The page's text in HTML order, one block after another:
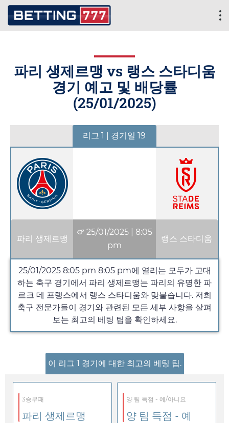
파리 생제르맹 vs 랭스 스타디움
경기 예고 및 배당률
(25/01/2025)
리그 1 | 경기일 19
파리 생제르맹
25/01/2025| 8:05
pm
랭스 스타디움
25/01/2025 8:05 pm 8:05 pm에 열리는 모두가 고대
하는 축구 경기에서 파리 생제르맹는 파리의 유명한 파
르크 데 프랭스에서 랭스 스타디움와 맞붙습니다. 저희
축구 전문가들이 경기와 관련된 모든 세부 사항을 살펴
보는 최고의 베팅 팁을 확인하세요.
이 리그 1 경기에 대한 최고의 베팅 팁.
3승무패
파리 생제르맹
양 팀 득점 - 예/아니요
양 팀 득점 - 예